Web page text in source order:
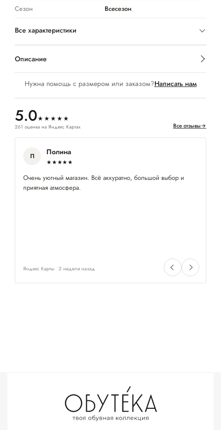
Нужна помощь с размером или заказом?Написать нам
5.0★★★★★
261 оценка на Яндекс Картах Все отзывы→
П Полина
★★★★★
Очень уютный магазин. Всё аккуратно, большой выбор и
приятная атмосфера.
Яндекс Карты 2 недели назад
Сезон
Всесезон
Все характеристики
Описание